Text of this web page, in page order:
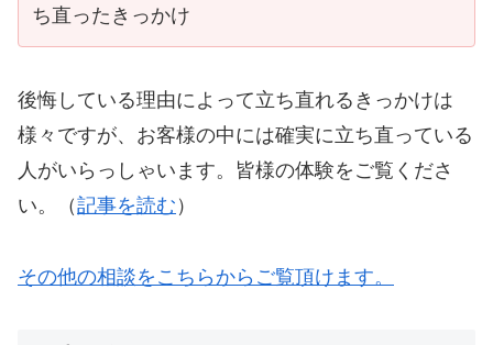
ち直ったきっかけ
後悔している理由によって立ち直れるきっかけは
様々ですが、お客様の中には確実に立ち直っている
人がいらっしゃいます。皆様の体験をご覧くださ
い。（記事を読む ）
その他の相談をこちらからご覧頂けます。